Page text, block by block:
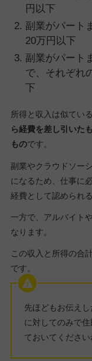
円以下
副業がパート
20万円以下
副業がパート
で、それぞれ
下
所得と収入は似てい
ら経費を差し引いた
ものです。
副業やクラウドソー
になるため、仕事に
経費として認められる
一方で、アルバイト
なります。
この収入と所得の合
です。
先ほどもお伝え
に対してのみで
ておいてください